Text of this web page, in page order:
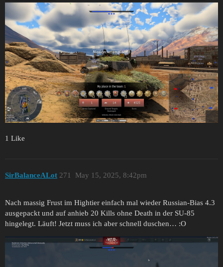
1 Like
SirBalanceALot May 15, 2025, 8:42pm
271
Nach massig Frust im Hightier einfach mal wieder Russian-Bias 4.3
ausgepackt und auf anhieb 20 Kills ohne Death in der SU-85
hingelegt. Läuft! Jetzt muss ich aber schnell duschen… :O